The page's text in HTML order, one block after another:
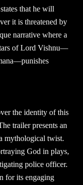
that he will
it is threatened by
narrative where a
of Lord Vishnu—
the identity of this
trailer presents an
mythological twist.
God in plays,
police officer.
for its engaging